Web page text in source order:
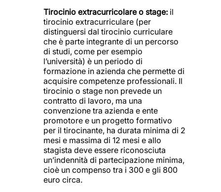
Tirocinio extracurricolare o stage: il
tirocinio extracurriculare (per
distinguersi dal tirocinio curriculare
che è parte integrante di un percorso
di studi, come per esempio
l’università) è un periodo di
formazione in azienda che permette di
acquisire competenze professionali. Il
tirocinio o stage non prevede un
contratto di lavoro, ma una
convenzione tra azienda e ente
promotore e un progetto formativo
per il tirocinante, ha durata minima di 2
mesi e massima di 12 mesi e allo
stagista deve essere riconosciuta
un’indennità di partecipazione minima,
cioè un compenso tra i 300 e gli 800
euro circa.